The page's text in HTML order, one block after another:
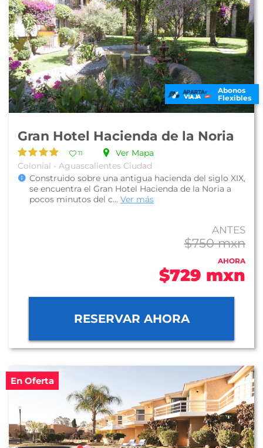
Abonos
Flexibles
Gran Hotel Hacienda de la Noria
11
Ver Mapa
Colonial - Aguascalientes Ciudad
Construido sobre una antigua hacienda del siglo XIX,
se encuentra el Gran Hotel Hacienda de la Noria a
pocos minutos del c... Ver más
ANTES
$750 mxn
AHORA
$729 mxn
RESERVAR AHORA
En Oferta